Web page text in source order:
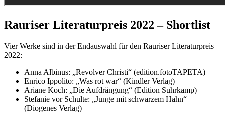
Rauriser Literaturpreis 2022 – Shortlist
Vier Werke sind in der Endauswahl für den Rauriser Literaturpreis
2022:
Anna Albinus: „Revolver Christi“ (edition.fotoTAPETA)
Enrico Ippolito: „Was rot war“ (Kindler Verlag)
Ariane Koch: „Die Aufdrängung“ (Edition Suhrkamp)
Stefanie vor Schulte: „Junge mit schwarzem Hahn“
(Diogenes Verlag)